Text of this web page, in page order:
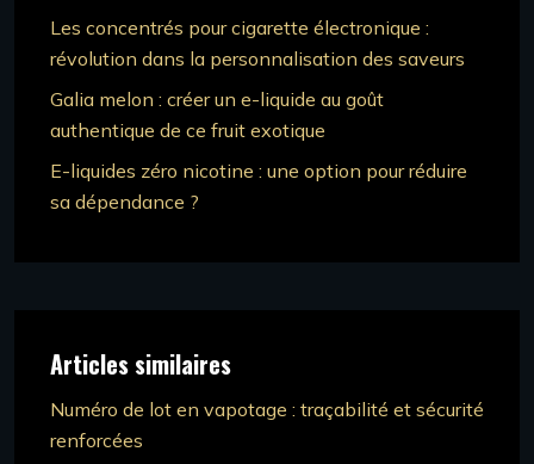
Les concentrés pour cigarette électronique :
révolution dans la personnalisation des saveurs
Galia melon : créer un e-liquide au goût
authentique de ce fruit exotique
E-liquides zéro nicotine : une option pour réduire
sa dépendance ?
Articles similaires
Numéro de lot en vapotage : traçabilité et sécurité
renforcées